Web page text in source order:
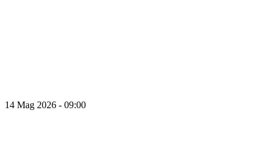
14 Mag 2026 - 09:00